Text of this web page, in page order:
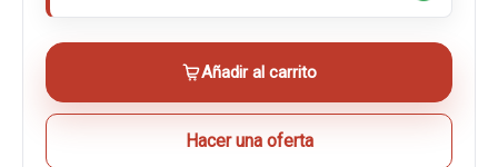
Añadir al carrito
Hacer una oferta